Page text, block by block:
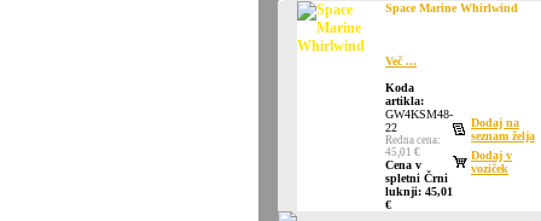
Space Marine Whirlwind
Več ...
Koda
artikla:
GW4KSM48-
22
Redna cena:
45,01 €
Cena v
spletni Črni
luknji: 45,01
€
Dodaj na
seznam želja
Dodaj v
voziček